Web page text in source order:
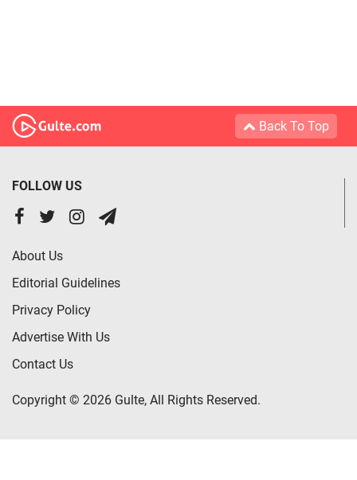
Back To Top
FOLLOW US
About Us
Editorial Guidelines
Privacy Policy
Advertise With Us
Contact Us
Copyright © 2026 Gulte, All Rights Reserved.